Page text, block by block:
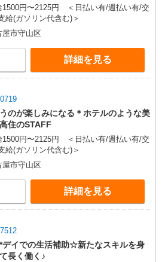
1500円〜2125円 ＜日払い有/週払い有/交
給(ガソリン代含む)＞
屋市守山区
詳細を見る
のが楽しみになる＊ホテルのような美
住のSTAFF
1500円〜2125円 ＜日払い有/週払い有/交
給(ガソリン代含む)＞
屋市守山区
詳細を見る
デイでの生活補助☆新たなスキルを身
長く働く♪